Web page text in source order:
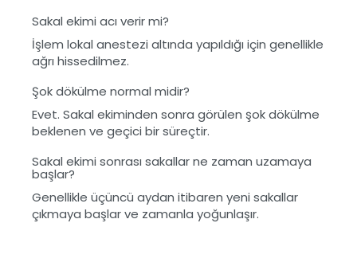
Sakal ekimi acı verir mi?
İşlem lokal anestezi altında yapıldığı için genellikle
ağrı hissedilmez.
Şok dökülme normal midir?
Evet. Sakal ekiminden sonra görülen şok dökülme
beklenen ve geçici bir süreçtir.
Sakal ekimi sonrası sakallar ne zaman uzamaya
başlar?
Genellikle üçüncü aydan itibaren yeni sakallar
çıkmaya başlar ve zamanla yoğunlaşır.